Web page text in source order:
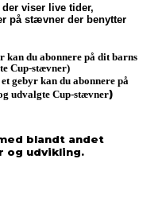
viser live tider,
på stævner der benytter
kan du abonnere på dit barns
Cup-stævner)
gebyr kan du abonnere på
udvalgte Cup-stævner)
blandt andet
og udvikling.